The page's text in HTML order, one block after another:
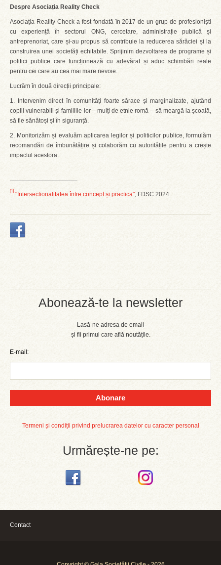
Abonează-te la newsletter
Lasă-ne adresa de email
și fii primul care află noutățile.
E-mail:
Abonare
Termeni și condiții privind prelucrarea datelor cu caracter personal
Urmărește-ne pe:
Despre Asociația Reality Check
Asociația Reality Check a fost fondată în 2017 de un grup de profesioniști
cu experiență în sectorul ONG, cercetare, administrație publică și
antreprenoriat, care și-au propus să contribuie la reducerea sărăciei și la
construirea unei societăți echitabile. Sprijinim dezvoltarea de programe și
politici publice care funcționează cu adevărat și aduc schimbări reale
pentru cei care au cea mai mare nevoie.
Lucrăm în două direcții principale:
1. Intervenim direct în comunități foarte sărace și marginalizate, ajutând
copiii vulnerabili și familiile lor – mulți de etnie romă – să meargă la școală,
să fie sănătoși și în siguranță.
2. Monitorizăm și evaluăm aplicarea legilor și politicilor publice, formulăm
recomandări de îmbunătățire și colaborăm cu autoritățile pentru a crește
impactul acestora.
[1]
"Intersectionalitatea între concept și practica", FDSC 2024
Contact